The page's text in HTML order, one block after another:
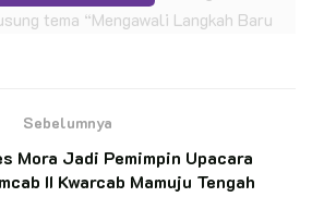
tema “Mengawali Langkah Baru
dan Pandega di Kota Medan.
Sebelumnya
Mora Jadi Pemimpin Upacara
II Kwarcab Mamuju Tengah